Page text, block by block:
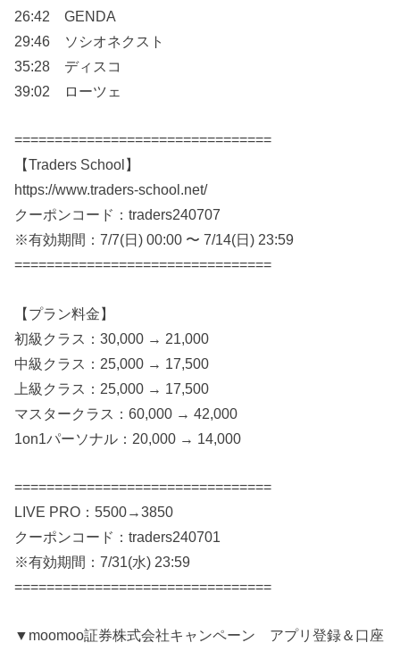
26:42 GENDA
29:46 ソシオネクスト
35:28 ディスコ
39:02 ローツェ
================================
【Traders School】
https://www.traders-school.net/
クーポンコード：traders240707
※有効期間：7/7(日) 00:00 〜 7/14(日) 23:59
================================
【プラン料金】
初級クラス：30,000 → 21,000
中級クラス：25,000 → 17,500
上級クラス：25,000 → 17,500
マスタークラス：60,000 → 42,000
1on1パーソナル：20,000 → 14,000
================================
LIVE PRO：5500→3850
クーポンコード：traders240701
※有効期間：7/31(水) 23:59
================================
▼moomoo証券株式会社キャンペーン アプリ登録＆口座